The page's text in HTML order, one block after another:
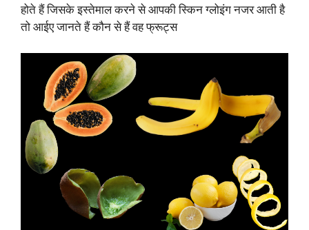
होते हैं जिसके इस्तेमाल करने से आपकी स्किन ग्लोइंग नजर आती है
तो आईए जानते हैं कौन से हैं वह फ्रूट्स